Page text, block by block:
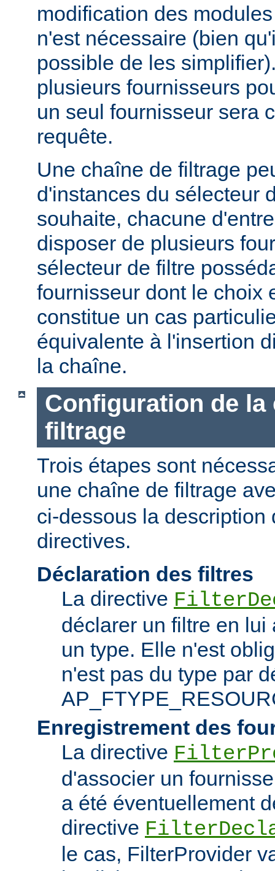
modification des
n'est nécessaire (bien
possible de les
plusieurs fournisseurs
un seul fournisseur sera
requête.
Une chaîne de filtrage
d'instances du sélecteur
souhaite, chacune
disposer de plusieurs
sélecteur de filtre
fournisseur dont le choix
constitue un cas
équivalente à l'insertion
la chaîne.
Configuration de la
filtrage
Trois étapes sont
une chaîne de filtrage
ci-dessous la description
directives.
Déclaration des filtres
La directive
déclarer un filtre en
un type. Elle n'est
n'est pas du type par
Enregistrement des
La directive
d'associer un
a été éventuellement
directive
le cas, FilterProvider